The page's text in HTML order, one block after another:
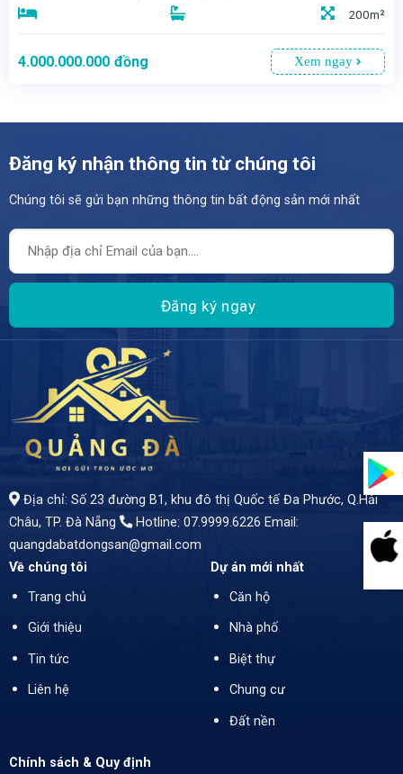
200m²
4.000.000.000 đồng Xem ngay
Đăng ký nhận thông tin từ chúng tôi
Chúng tôi sẽ gửi bạn những thông tin bất động sản mới nhất
Địa chỉ: Số 23 đường B1, khu đô thị Quốc tế Đa Phước, Q.Hải
Châu, TP. Đà Nẵng
Hotline: 07.9999.6226 Email:
quangdabatdongsan@gmail.com
Về chúng tôi
Trang chủ
Giới thiệu
Tin tức
Liên hệ
Dự án mới nhất
Căn hộ
Nhà phố
Biệt thự
Chung cư
Đất nền
Chính sách & Quy định